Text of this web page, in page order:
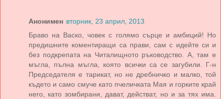
Анонимен вторник, 23 април, 2013
Браво на Васко, човек с голямо сърце и амбиций! Но
предишните коментиращи са прави, сам с идейте си и
без подкрепата на Читалищното ръководство. А, там е
мъгла, пълна мъгла, която всички са се загубили. Г-н
Председателя е тарикат, но не дребничко и малко, той
където и само смуче като пчеличката Мая и горките край
него, като зомбирани, дават, действат, но и за тях има.